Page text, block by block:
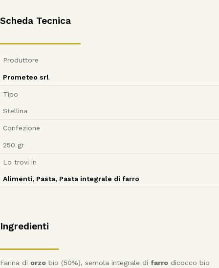
Scheda Tecnica
Produttore
Prometeo srl
Tipo
Stellina
Confezione
250 gr
Lo trovi in
Alimenti, Pasta, Pasta integrale di farro
Ingredienti
Farina di orzo bio (50%), semola integrale di farro dicocco bio